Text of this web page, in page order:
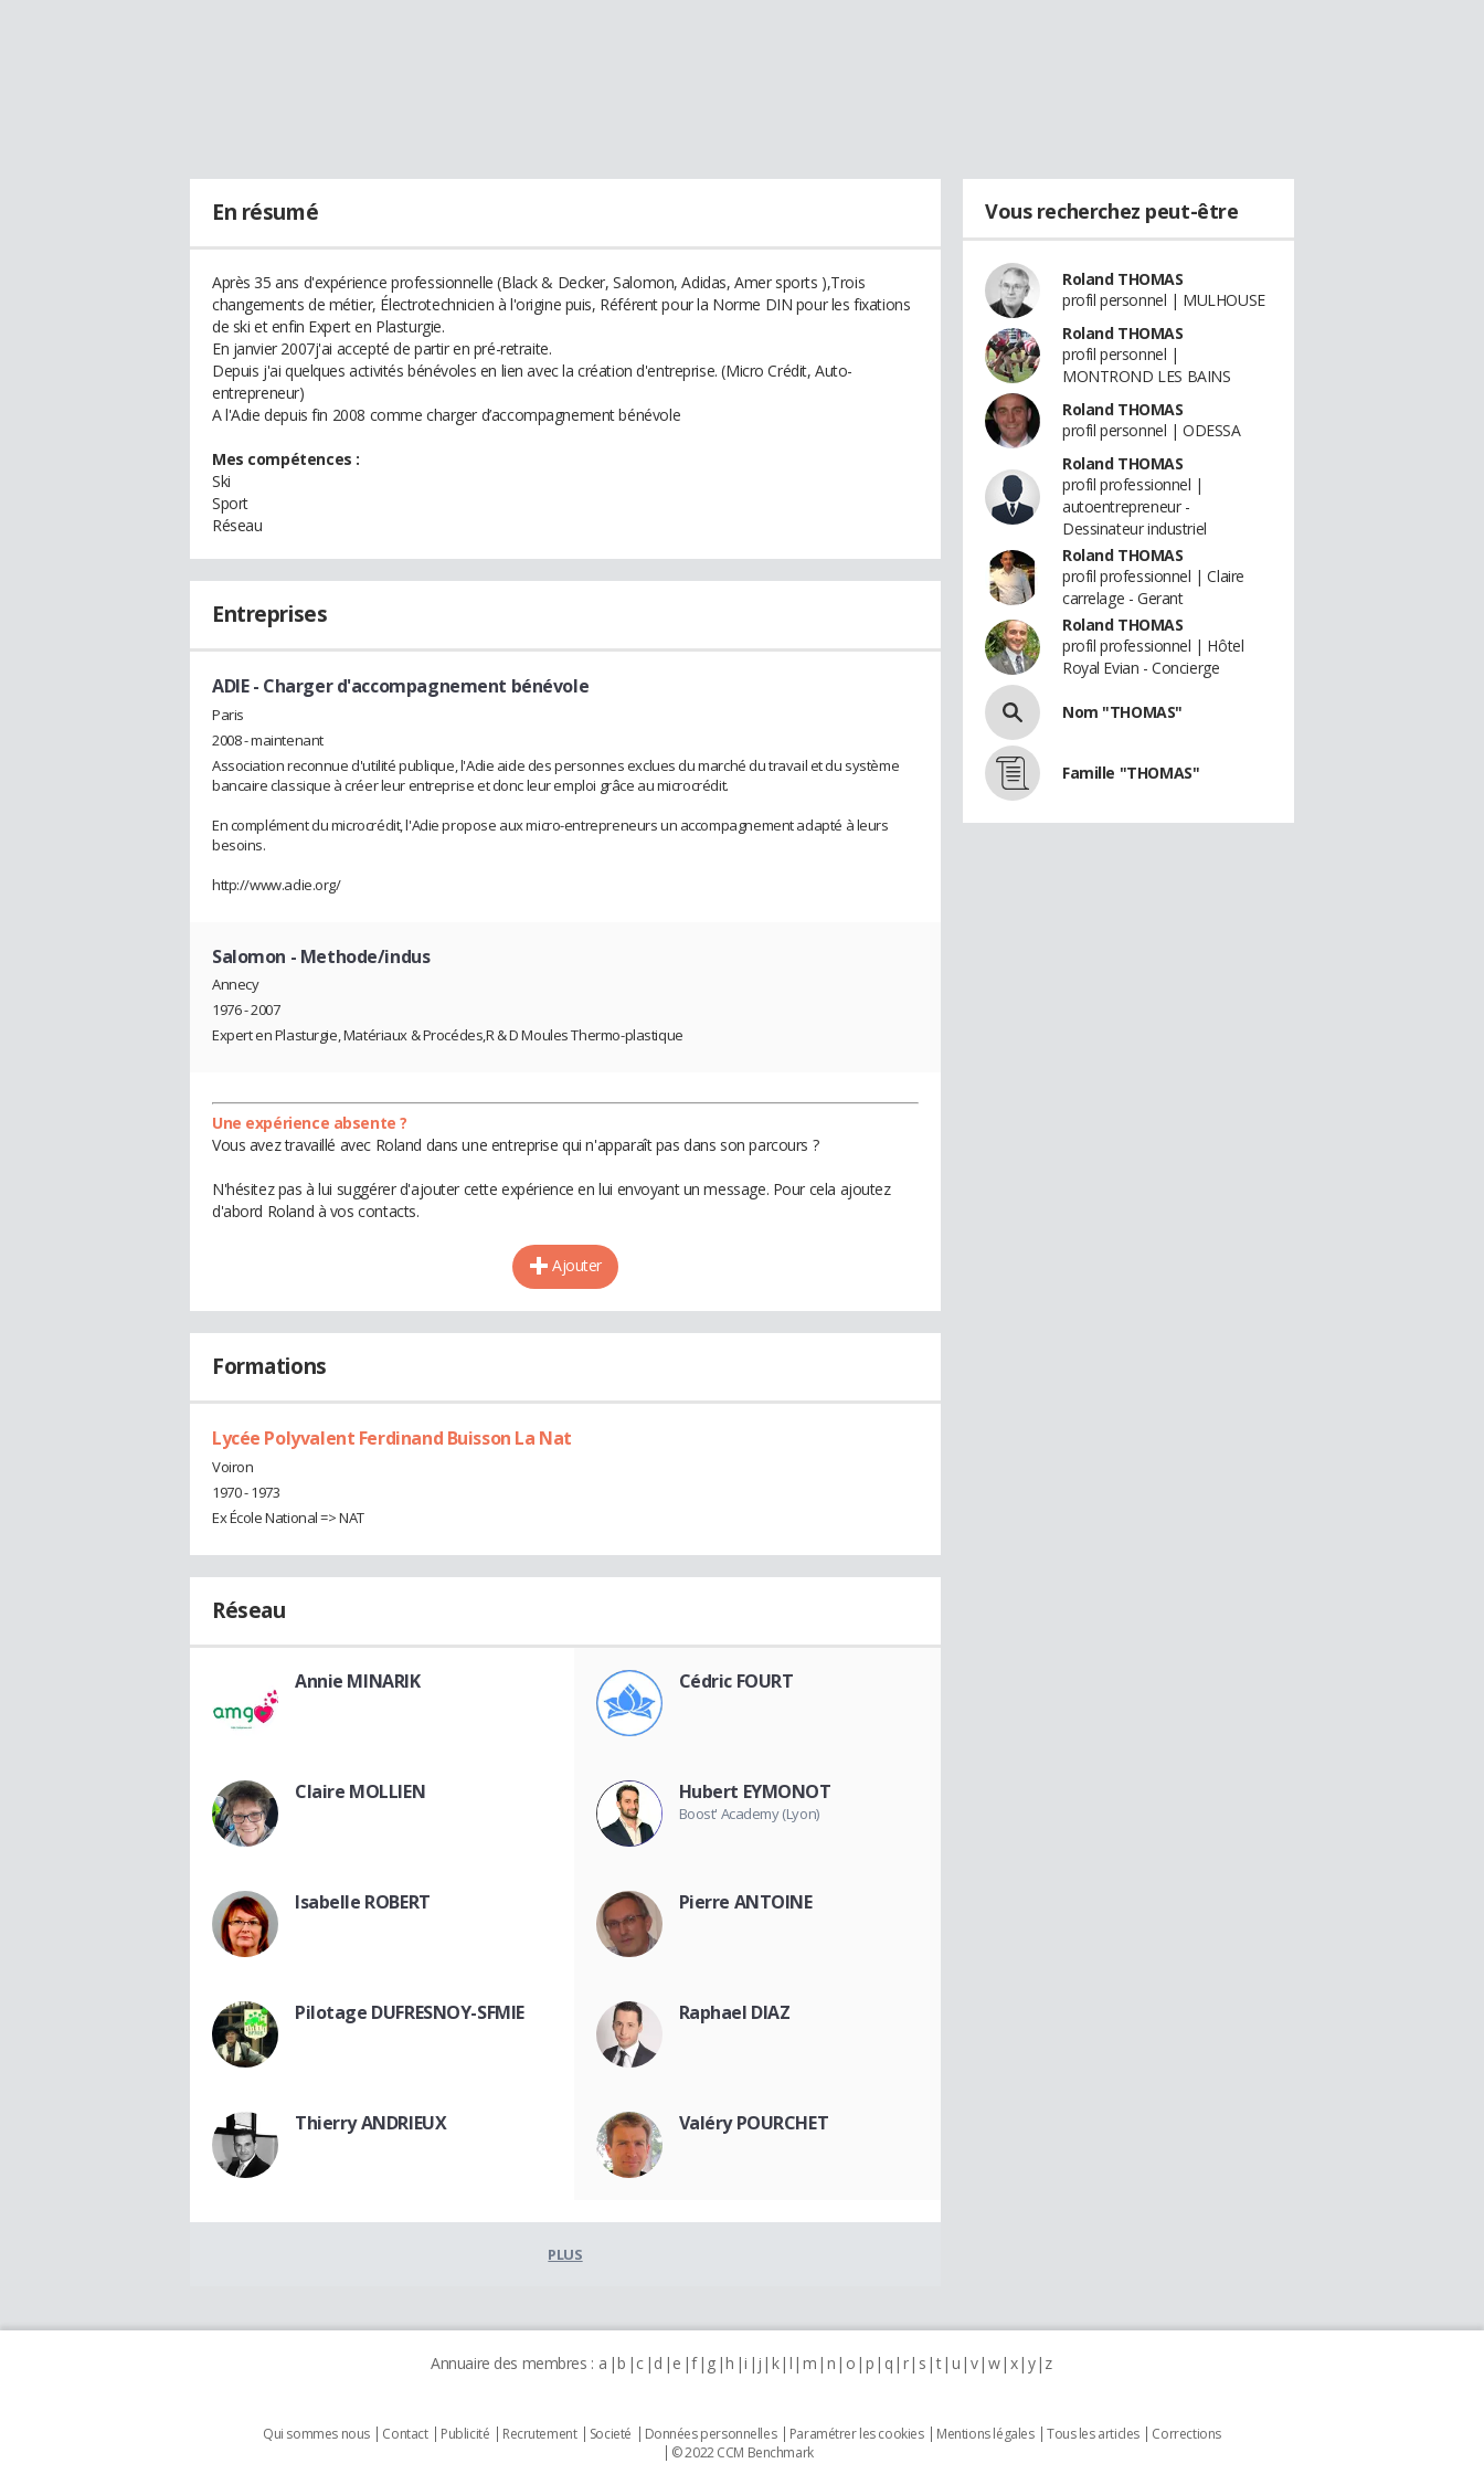
En résumé
Après 35 ans d'expérience professionnelle (Black & Decker, Salomon, Adidas, Amer sports ),Trois
changements de métier, Électrotechnicien à l'origine puis, Référent pour la Norme DIN pour les fixations
de ski et enfin Expert en Plasturgie.
En janvier 2007j'ai accepté de partir en pré-retraite.
Depuis j'ai quelques activités bénévoles en lien avec la création d'entreprise. (Micro Crédit, Auto-
entrepreneur)
A l'Adie depuis fin 2008 comme charger d’accompagnement bénévole
Mes compétences :
Ski
Sport
Réseau
Entreprises
ADIE- Charger d'accompagnement bénévole
Paris
2008 - maintenant
Association reconnue d'utilité publique, l'Adie aide des personnes exclues du marché du travail et du système
bancaire classique à créer leur entreprise et donc leur emploi grâce au microcrédit.
En complément du microcrédit, l'Adie propose aux micro-entrepreneurs un accompagnement adapté à leurs
besoins.
http://www.adie.org/
Salomon - Methode/indus
Annecy
1976 - 2007
Expert en Plasturgie, Matériaux & Procédes,R & D Moules Thermo-plastique
Une expérience absente ?
Vous avez travaillé avec Roland dans une entreprise qui n'apparaît pas dans son parcours ?
N'hésitez pas à lui suggérer d'ajouter cette expérience en lui envoyant un message. Pour cela ajoutez
d'abord Roland à vos contacts.
Ajouter
Formations
Lycée Polyvalent Ferdinand Buisson La Nat
Voiron
1970 - 1973
Ex École National => NAT
Réseau
Annie MINARIK Cédric FOURT
Claire MOLLIEN Hubert EYMONOT
Boost' Academy (Lyon)
Isabelle ROBERT Pierre ANTOINE
Pilotage DUFRESNOY-SFMIE Raphael DIAZ
Thierry ANDRIEUX Valéry POURCHET
PLUS
Vous recherchez peut-être
Roland THOMAS
profil personnel | MULHOUSE
Roland THOMAS
profil personnel |
MONTROND LES BAINS
Roland THOMAS
profil personnel | ODESSA
Roland THOMAS
profil professionnel |
autoentrepreneur -
Dessinateur industriel
Roland THOMAS
profil professionnel | Claire
carrelage - Gerant
Roland THOMAS
profil professionnel | Hôtel
Royal Evian - Concierge
Nom "THOMAS"
Famille "THOMAS"
Annuaire des membres : a b c d e f g h i j k l m n o p q r s t u v w x y z
Qui sommes nous Contact Publicité Recrutement Societé Données personnelles Paramétrer les cookies Mentions légales Tous les articles
Corrections
© 2022 CCM Benchmark